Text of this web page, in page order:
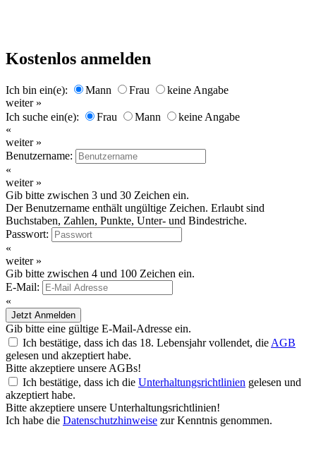
Kostenlos anmelden
Ich bin ein(e): Mann Frau
keine Angabe
weiter »
Ich suche ein(e):
Frau Mann
keine Angabe
«
weiter »
Benutzername:
«
weiter »
Gib bitte zwischen 3 und 30 Zeichen ein.
Der Benutzername enthält ungültige Zeichen. Erlaubt sind
Buchstaben, Zahlen, Punkte, Unter- und Bindestriche.
Passwort:
«
weiter »
Gib bitte zwischen 4 und 100 Zeichen ein.
E-Mail:
«
Jetzt Anmelden
Gib bitte eine gültige E-Mail-Adresse ein.
Ich bestätige, dass ich das 18. Lebensjahr vollendet, die AGB
gelesen und akzeptiert habe.
Bitte akzeptiere unsere AGBs!
Ich bestätige, dass ich die Unterhaltungsrichtlinien gelesen und
akzeptiert habe.
Bitte akzeptiere unsere Unterhaltungsrichtlinien!
Ich habe die Datenschutzhinweise zur Kenntnis genommen.